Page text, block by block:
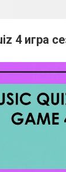
4 игра